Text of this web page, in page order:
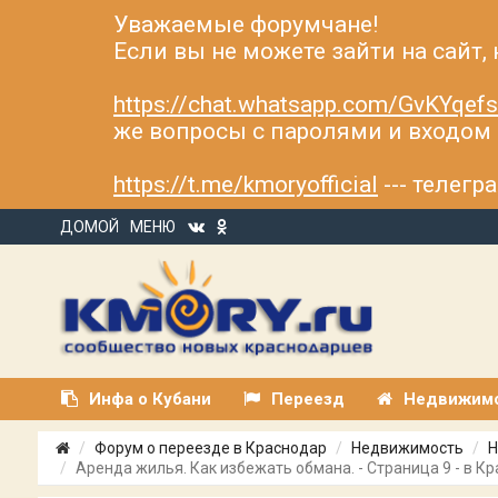
Уважаемые форумчане!
Если вы не можете зайти на сайт,
https://chat.whatsapp.com/
же вопросы с паролями и входом
https://t.me/kmoryofficial ---
ДОМОЙ МЕНЮ
Инфа о Кубани Переезд
Форум о переезде в Краснодар Недвижимость
Аренда жилья. Как избежать обмана. - Страница 9 - в